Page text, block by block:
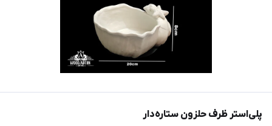
پلی‌استر ظرف حلزون ستاره‌دار